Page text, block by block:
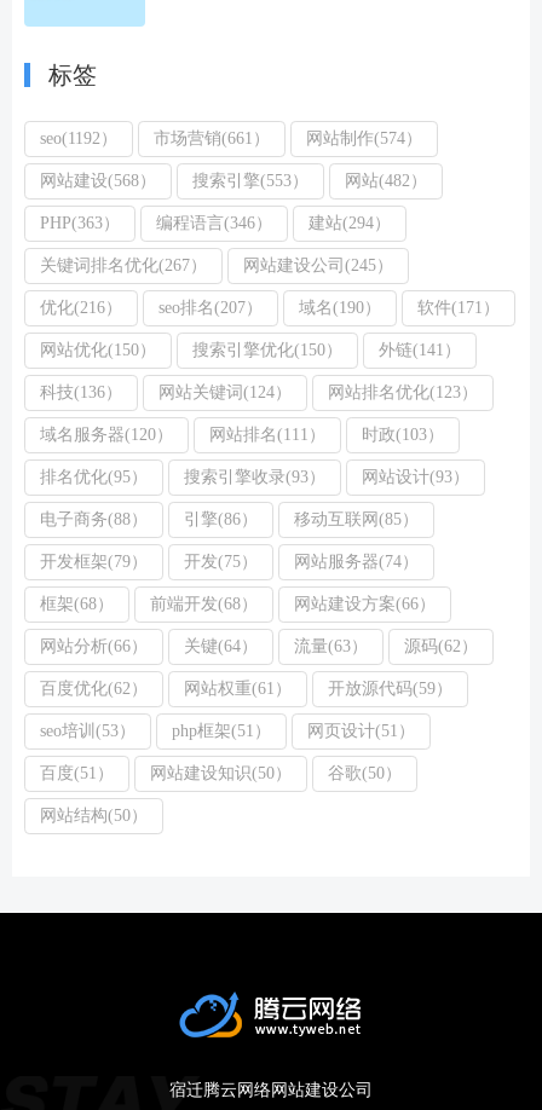
标签
seo(1192） 市场营销(661） 网站制作(574）
网站建设(568） 搜索引擎(553） 网站(482）
PHP(363） 编程语言(346） 建站(294）
关键词排名优化(267） 网站建设公司(245）
优化(216） seo排名(207） 域名(190） 软件(171）
网站优化(150） 搜索引擎优化(150） 外链(141）
科技(136） 网站关键词(124） 网站排名优化(123）
域名服务器(120） 网站排名(111） 时政(103）
排名优化(95） 搜索引擎收录(93） 网站设计(93）
电子商务(88） 引擎(86） 移动互联网(85）
开发框架(79） 开发(75） 网站服务器(74）
框架(68） 前端开发(68） 网站建设方案(66）
网站分析(66） 关键(64） 流量(63） 源码(62）
百度优化(62） 网站权重(61） 开放源代码(59）
seo培训(53） php框架(51） 网页设计(51）
百度(51） 网站建设知识(50） 谷歌(50）
网站结构(50）
宿迁腾云网络网站建设公司